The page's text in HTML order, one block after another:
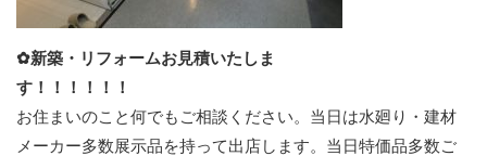
✿新築・リフォームお見積いたしま
す！！！！！！
お住まいのこと何でもご相談ください。当日は水廻り・建材
メーカー多数展示品を持って出店します。当日特価品多数ご